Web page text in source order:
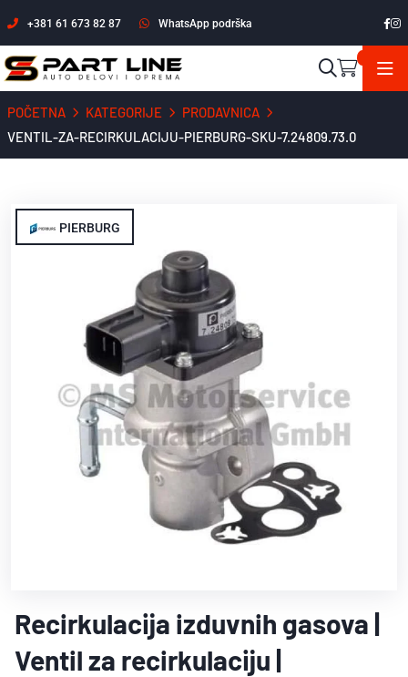
+381 61 673 82 87 WhatsApp podrška
POČETNA KATEGORIJE
PRODAVNICA
VENTIL-ZA-RECIRKULACIJU-PIERBURG-SKU-7.24809.73.0
PIERBURG
Recirkulacija izduvnih gasova |
Ventil za recirkulaciju |